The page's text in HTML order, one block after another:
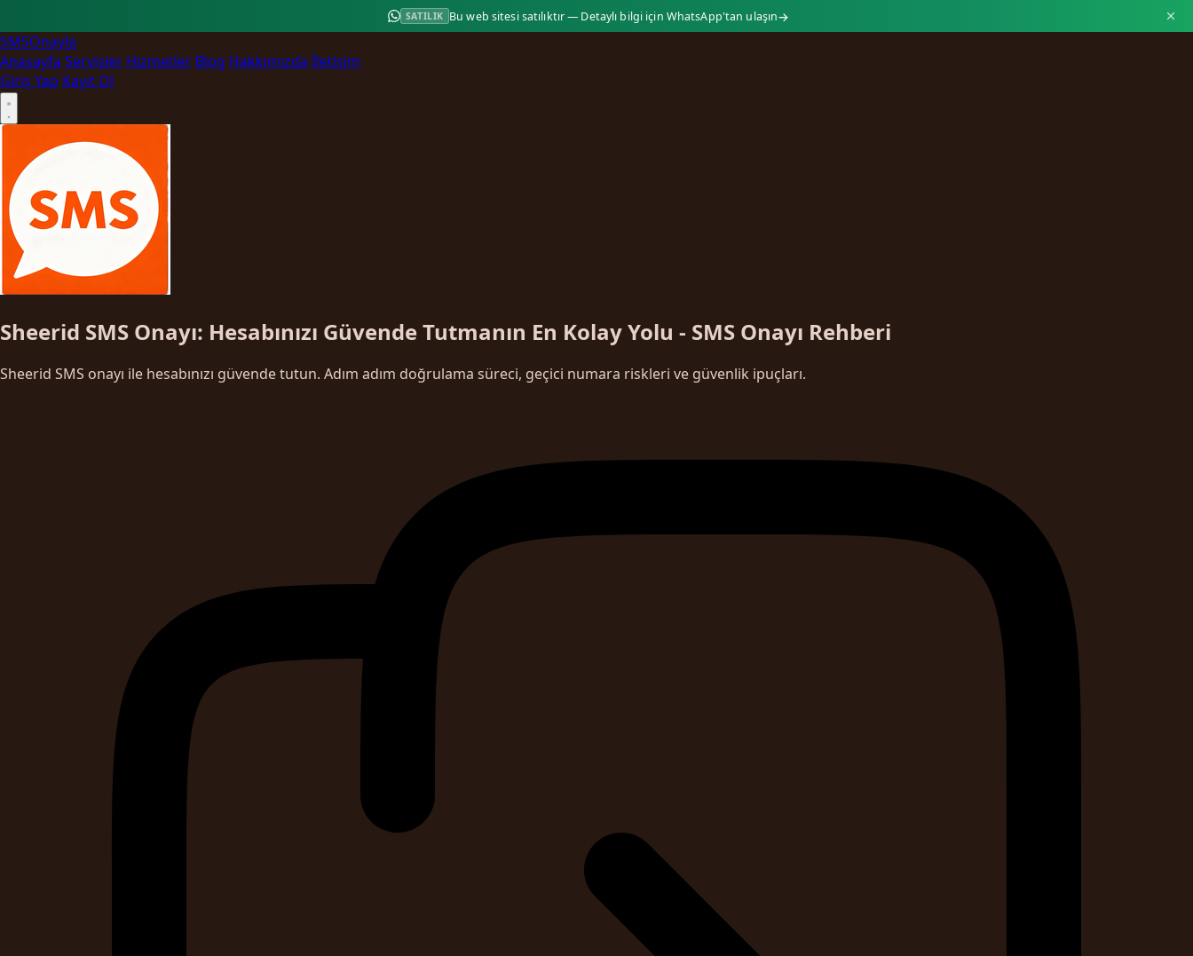
SATILIK Bu web sitesi satılıktır — Detaylı bilgi için WhatsApp'tan ulaşın→
SMSOnayla
Anasayfa Servisler Hizmetler Blog Hakkımızda İletişim
Giriş Yap Kayıt Ol
Sheerid SMS Onayı: Hesabınızı Güvende Tutmanın En Kolay Yolu - SMS Onayı Rehberi
Sheerid SMS onayı ile hesabınızı güvende tutun. Adım adım doğrulama süreci, geçici numara riskleri ve güvenlik ipuçları.